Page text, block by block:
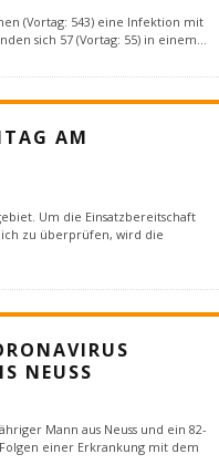
(Vortag: 543) eine Infektion mit
sich 57 (Vortag: 55) in einem
AM
Um die Einsatzbereitschaft
zu überprüfen, wird die
NEUSS
Mann aus Neuss und ein 82-
einer Erkrankung mit dem